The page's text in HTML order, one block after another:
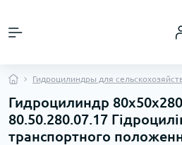
Гидроцилиндры для
Гидроцилиндр
80.50.280.07.17
транспортного